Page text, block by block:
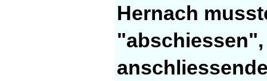
Hernach